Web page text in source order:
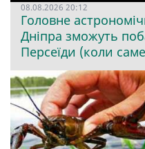
08.08.2026 20:12
Головне
Дніпра зможуть
Персеїди (коли